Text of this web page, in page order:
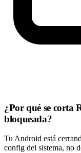
¿Por qué se corta
bloqueada?
Tu Android está
config del sistema, no